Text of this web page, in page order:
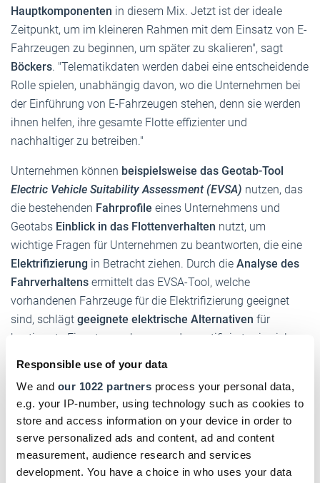
Responsible use of your data
We and our 1022 partners process your personal data,
e.g. your IP-number, using technology such as cookies to
store and access information on your device in order to
serve personalized ads and content, ad and content
measurement, audience research and services
development. You have a choice in who uses your data
Hauptkomponenten in diesem Mix. Jetzt ist der ideale
Zeitpunkt, um im kleineren Rahmen mit dem Einsatz von E-
Fahrzeugen zu beginnen, um später zu skalieren", sagt
Böckers. "Telematikdaten werden dabei eine entscheidende
Rolle spielen, unabhängig davon, wo die Unternehmen bei
der Einführung von E-Fahrzeugen stehen, denn sie werden
ihnen helfen, ihre gesamte Flotte effizienter und
nachhaltiger zu betreiben."
Unternehmen können beispielsweise das Geotab-Tool
Electric Vehicle Suitability Assessment (EVSA) nutzen, das
die bestehenden Fahrprofile eines Unternehmens und
Geotabs Einblick in das Flottenverhalten nutzt, um
wichtige Fragen für Unternehmen zu beantworten, die eine
Elektrifizierung in Betracht ziehen. Durch die Analyse des
Fahrverhaltens ermittelt das EVSA-Tool, welche
vorhandenen Fahrzeuge für die Elektrifizierung geeignet
sind, schlägt geeignete elektrische Alternativen für
bestimmte Einsatzzwecke vor und quantifiziert, wie viel
potenziellen Kohlenstoffemissionen
DHB jetzt auch digital!
Einfach hier klicken und für das digitale DHB
registrieren!